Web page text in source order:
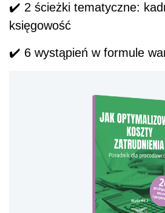
✔
2 ścieżki tematyczne:
księgowość
✔ 6 wystąpień w formule